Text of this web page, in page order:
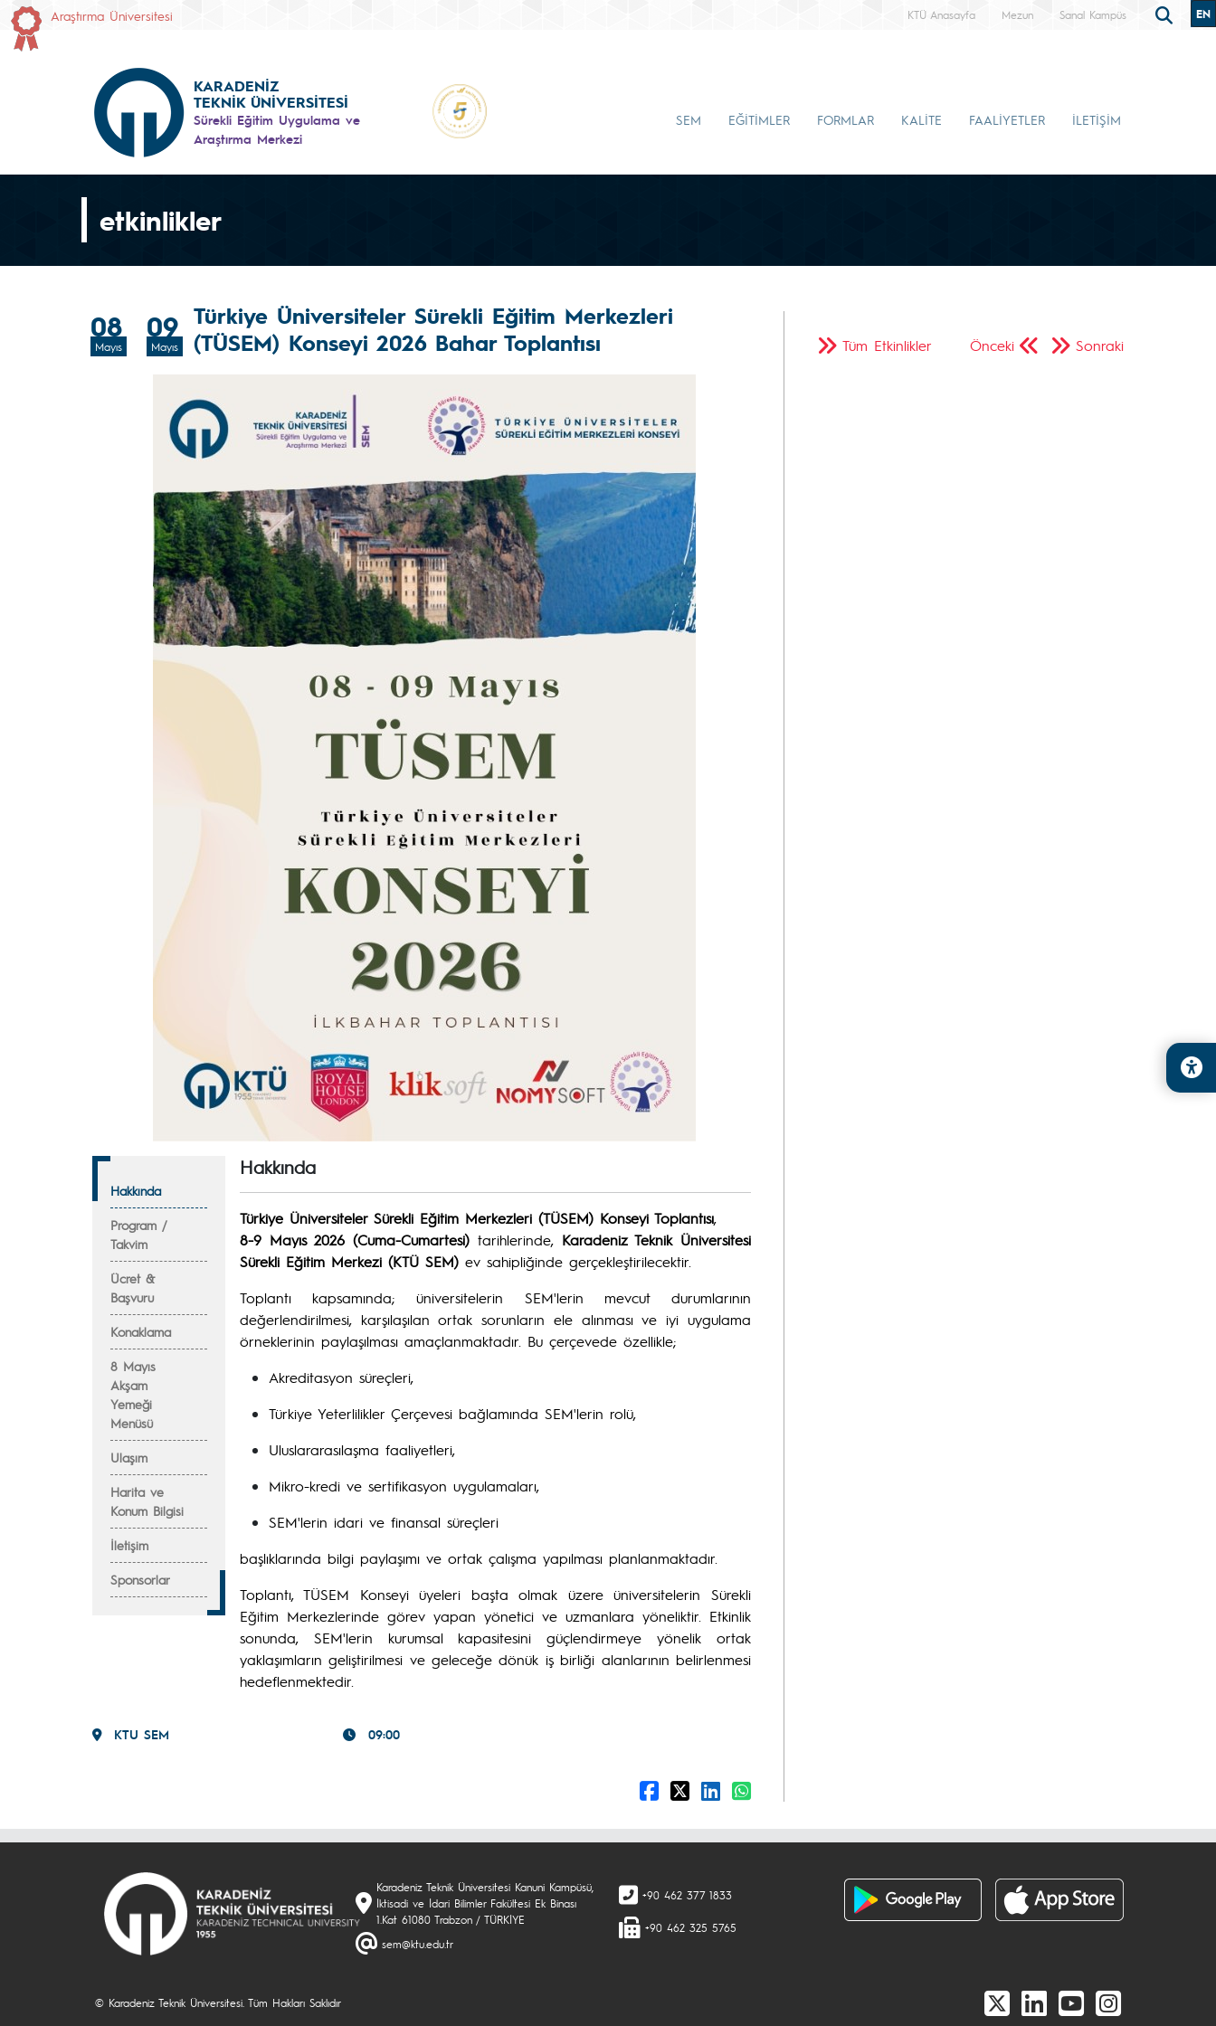
Araştırma Üniversitesi KTÜ Anasayfa Mezun Sanal Kampüs EN
KARADENİZ
TEKNİK ÜNİVERSİTESİ
Sürekli Eğitim Uygulama ve
Araştırma Merkezi
SEM EĞİTİMLER FORMLAR KALİTE FAALİYETLER İLETİŞİM
etkinlikler
08
Mayıs
09
Mayıs
Türkiye Üniversiteler Sürekli Eğitim Merkezleri
(TÜSEM) Konseyi 2026 Bahar Toplantısı
Hakkında
Program /
Takvim
Ücret &
Başvuru
Konaklama
8 Mayıs
Akşam
Yemeği
Menüsü
Ulaşım
Harita ve
Konum Bilgisi
İletişim
Sponsorlar
Hakkında
Türkiye Üniversiteler Sürekli Eğitim Merkezleri (TÜSEM) Konseyi Toplantısı,
8-9 Mayıs 2026 (Cuma-Cumartesi) tarihlerinde, Karadeniz Teknik Üniversitesi
Sürekli Eğitim Merkezi (KTÜ SEM)ev sahipliğinde gerçekleştirilecektir.
Toplantı kapsamında; üniversitelerin SEM'lerin mevcut durumlarının
değerlendirilmesi, karşılaşılan ortak sorunların ele alınması ve iyi uygulama
örneklerinin paylaşılması amaçlanmaktadır. Bu çerçevede özellikle;
Akreditasyon süreçleri,
Türkiye Yeterlilikler Çerçevesi bağlamında SEM'lerin rolü,
Uluslararasılaşma faaliyetleri,
Mikro-kredi ve sertifikasyon uygulamaları,
SEM'lerin idari ve finansal süreçleri
başlıklarında bilgi paylaşımı ve ortak çalışma yapılması planlanmaktadır.
Toplantı, TÜSEM Konseyi üyeleri başta olmak üzere üniversitelerin Sürekli
Eğitim Merkezlerinde görev yapan yönetici ve uzmanlara yöneliktir. Etkinlik
sonunda, SEM'lerin kurumsal kapasitesini güçlendirmeye yönelik ortak
yaklaşımların geliştirilmesi ve geleceğe dönük iş birliği alanlarının belirlenmesi
hedeflenmektedir.
KTU SEM 09:00
Önceki Sonraki
Tüm Etkinlikler
Karadeniz Teknik Üniversitesi Kanuni Kampüsü,
İktisadi ve İdari Bilimler Fakültesi Ek Binası
1.Kat 61080 Trabzon / TÜRKİYE
sem@ktu.edu.tr
+90 462 377 1833
+90 462 325 5765
© Karadeniz Teknik Üniversitesi. Tüm Hakları Saklıdır